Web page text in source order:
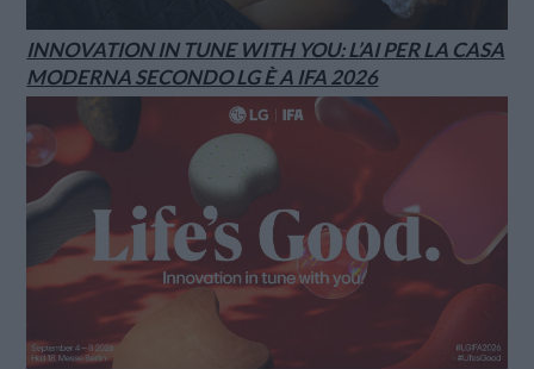
INNOVATION IN TUNE WITH YOU: L’AI PER LA CASA
MODERNA SECONDO LG È A IFA 2026